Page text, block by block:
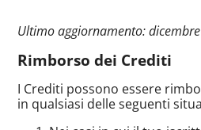
Ultimo aggiornamento:
Rimborso dei Crediti
I Crediti possono essere
in qualsiasi delle seguenti